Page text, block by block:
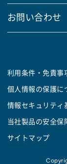
お問い合わせ
利用条件・免責事
個人情報の保護に
情報セキュリティ
当社製品の安全
サイトマップ